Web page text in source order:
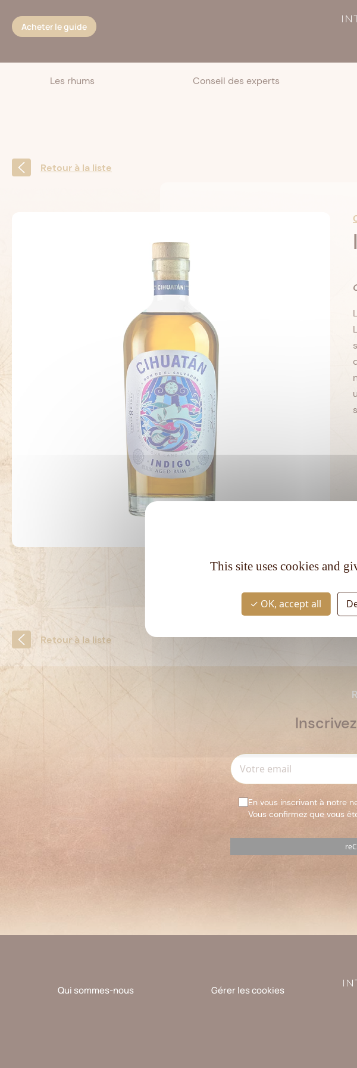
Acheter le guide
Les rhums Conseil des experts
Retour à la liste
Retour à la liste
En vous inscrivant à notre
Vous confirmez que vous
Qui sommes-nous Gérer les cookies
This site uses cookies and
OK, accept all